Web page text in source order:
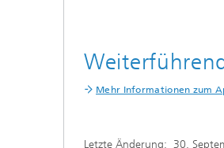
Mehr Informationen zum
Letzte Änderung: 30.